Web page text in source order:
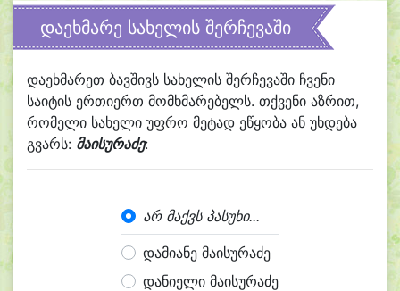
დაეხმარე სახელის შერჩევაში
დაეხმარეთ ბავშივს სახელის შერჩევაში ჩვენი
საიტის ერთიერთ მომხმარებელს. თქვენი აზრით,
რომელი სახელი უფრო მეტად ეწყობა ან უხდება
გვარს: მაისურაძე:
არ მაქვს პასუხი...
დამიანე მაისურაძე
დანიელი მაისურაძე